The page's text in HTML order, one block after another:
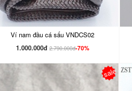
Ví nam đầu cá sấu VNDCS02
1.000.000đ 2.790.000đ-70%
sale